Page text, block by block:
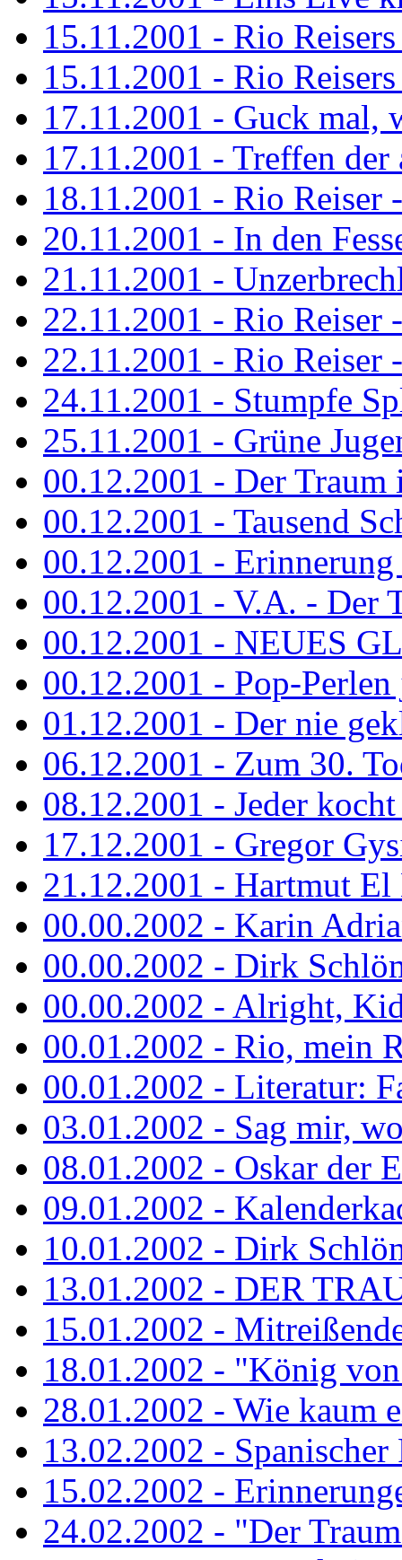
15.11.2001 - Rio
15.11.2001 - Rio
17.11.2001 - Guck mal,
17.11.2001 - Treffen
18.11.2001 - Rio Reiser
20.11.2001 - In den
21.11.2001 -
22.11.2001 - Rio Reiser
22.11.2001 - Rio Reiser
24.11.2001 - Stumpfe
25.11.2001 - Grüne
00.12.2001 - Der Traum
00.12.2001 - Tausend
00.12.2001 -
00.12.2001 - V.A. - Der
00.12.2001 - NEUES
00.12.2001 - Pop-
01.12.2001 - Der nie
06.12.2001 - Zum 30.
08.12.2001 - Jeder
17.12.2001 - Gregor
21.12.2001 - Hartmut
00.00.2002 - Karin
00.00.2002 - Dirk
00.00.2002 - Alright,
00.01.2002 - Rio, mein
00.01.2002 - Literatur:
03.01.2002 - Sag mir,
08.01.2002 - Oskar der
09.01.2002 -
10.01.2002 - Dirk
13.01.2002 - DER
15.01.2002 -
18.01.2002 - "König
28.01.2002 - Wie kaum
13.02.2002 -
15.02.2002 -
24.02.2002 - "Der